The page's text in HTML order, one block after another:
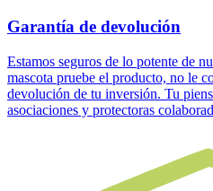
Garantía de devolución
Estamos seguros de lo potente de
mascota pruebe el producto, no le
devolución de tu inversión. Tu
asociaciones y protectoras